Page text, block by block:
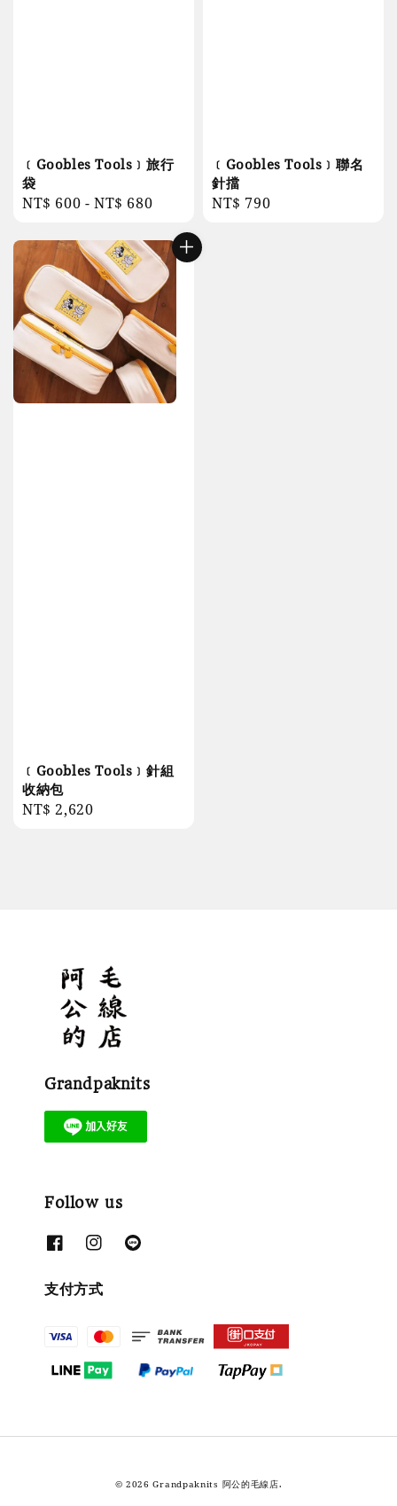
﹝Goobles Tools﹞旅行
袋
Regular
NT$ 600 -NT$ 680
﹝Goobles Tools﹞聯名
針擋
Regular
NT$ 790
﹝Goobles Tools﹞針組
收納包
Regular
NT$ 2,620
Grandpaknits
Follow us
支付方式
© 2026 Grandpaknits 阿公的毛線店.